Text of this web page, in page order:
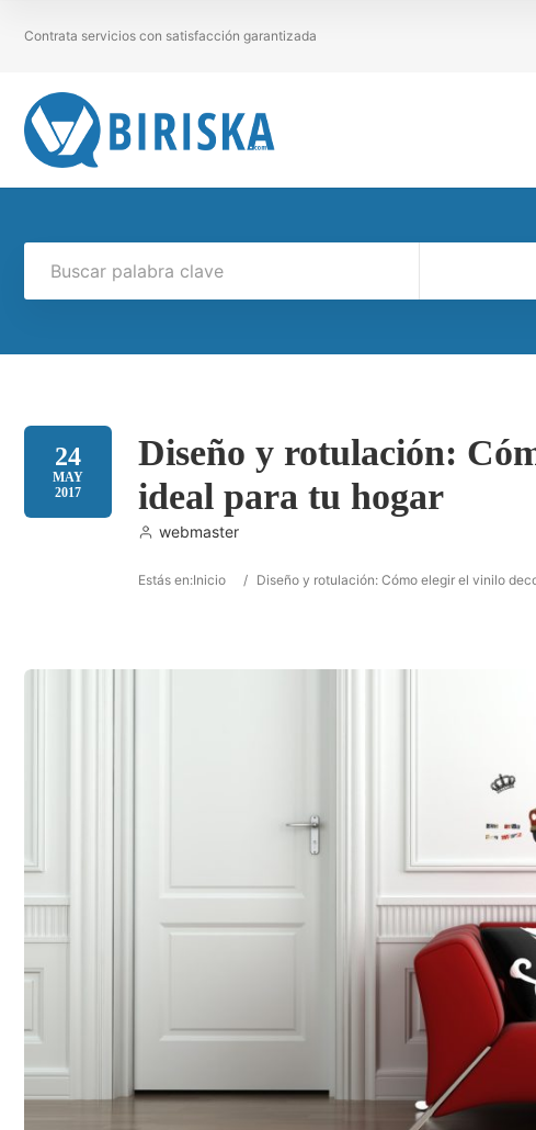
Contrata servicios con satisfacción garantizada
24
MAY
2017
Diseño y rotulación:
ideal para tu hogar
webmaster
Estás en:Inicio / Diseño y rotulación: Cómo elegir el vinilo